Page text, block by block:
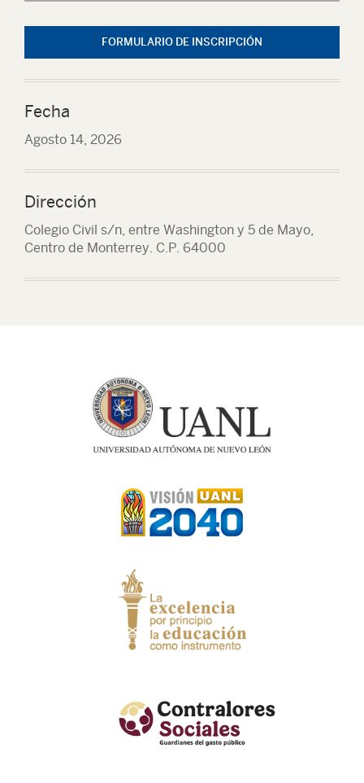
FORMULARIO DE INSCRIPCIÓN
Fecha
Agosto 14, 2026
Dirección
Colegio Civil s/n, entre Washington y 5 de Mayo,
Centro de Monterrey. C.P. 64000